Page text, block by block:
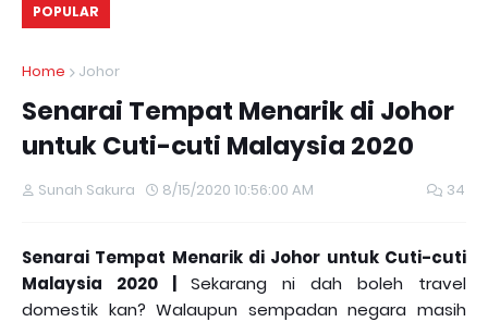
POPULAR
Home Johor
Senarai Tempat Menarik di Johor
untuk Cuti-cuti Malaysia 2020
Sunah Sakura 8/15/2020 10:56:00 AM 34
Senarai Tempat Menarik di Johor untuk Cuti-cuti
Malaysia 2020 | Sekarang ni dah boleh travel
domestik kan? Walaupun sempadan negara masih